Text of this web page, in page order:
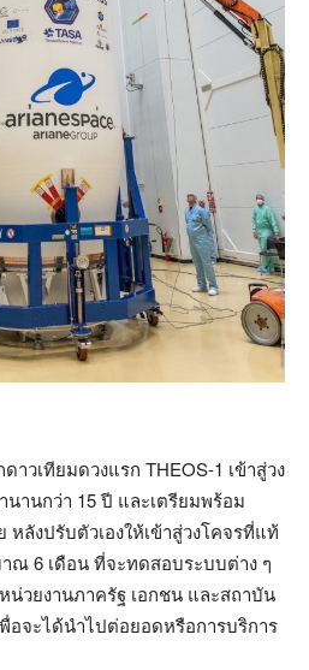
าวเทียมดวงแรก THEOS-1 เข้าสู่วง
านกว่า 15 ปี และเตรียมพร้อม
ลังปรับตัวเองให้เข้าสู่วงโคจรที่แท้
าณ 6 เดือน ที่จะทดสอบระบบต่าง ๆ
วยงานภาครัฐ เอกชน และสถาบัน
อจะได้นำไปต่อยอดหรือการบริการ